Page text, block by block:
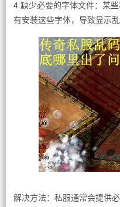
4.缺少必要的字体文件：某
有安装这些字体，导致显示乱
解决方法：私服通常会提供